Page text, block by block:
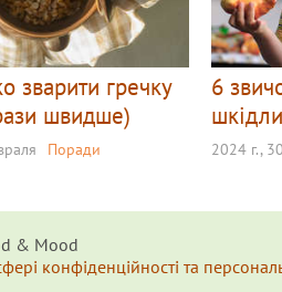
зварити гречку
швидше)
Поради
6
2024 г.,
& Мood
конфіденційності та